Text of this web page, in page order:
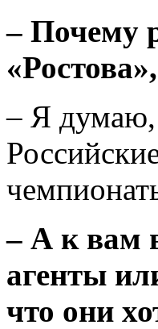
– Почему
– Я думаю,
– А к вам
агенты
что они